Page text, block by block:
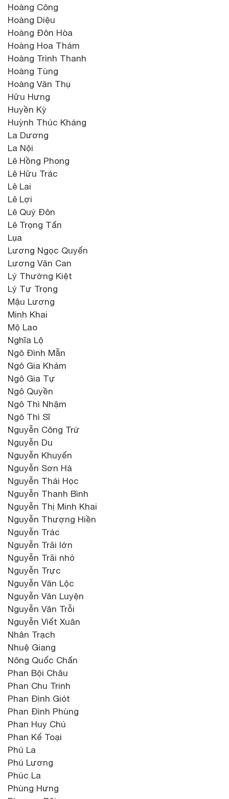
Hoàng Công
Hoàng Diệu
Hoàng Đôn Hòa
Hoàng Hoa Thám
Hoàng Trình Thanh
Hoàng Tùng
Hoàng Văn Thụ
Hữu Hưng
Huyền Kỳ
Huỳnh Thúc Kháng
La Dương
La Nội
Lê Hồng Phong
Lê Hữu Trác
Lê Lai
Lê Lợi
Lê Quý Đôn
Lê Trọng Tấn
Lụa
Lương Ngọc Quyến
Lương Văn Can
Lý Thường Kiệt
Lý Tự Trọng
Mậu Lương
Minh Khai
Mộ Lao
Nghĩa Lộ
Ngô Đình Mẫn
Ngô Gia Khảm
Ngô Gia Tự
Ngô Quyền
Ngô Thì Nhậm
Ngô Thì Sĩ
Nguyễn Công Trứ
Nguyễn Du
Nguyễn Khuyến
Nguyễn Sơn Hà
Nguyễn Thái Học
Nguyễn Thanh Bình
Nguyễn Thị Minh Khai
Nguyễn Thượng Hiền
Nguyễn Trác
Nguyễn Trãi lớn
Nguyễn Trãi nhỏ
Nguyễn Trực
Nguyễn Văn Lộc
Nguyễn Văn Luyện
Nguyễn Văn Trỗi
Nguyễn Viết Xuân
Nhân Trạch
Nhuệ Giang
Nông Quốc Chấn
Phan Bội Châu
Phan Chu Trinh
Phan Đình Giót
Phan Đình Phùng
Phan Huy Chú
Phan Kế Toại
Phú La
Phú Lương
Phúc La
Phùng Hưng